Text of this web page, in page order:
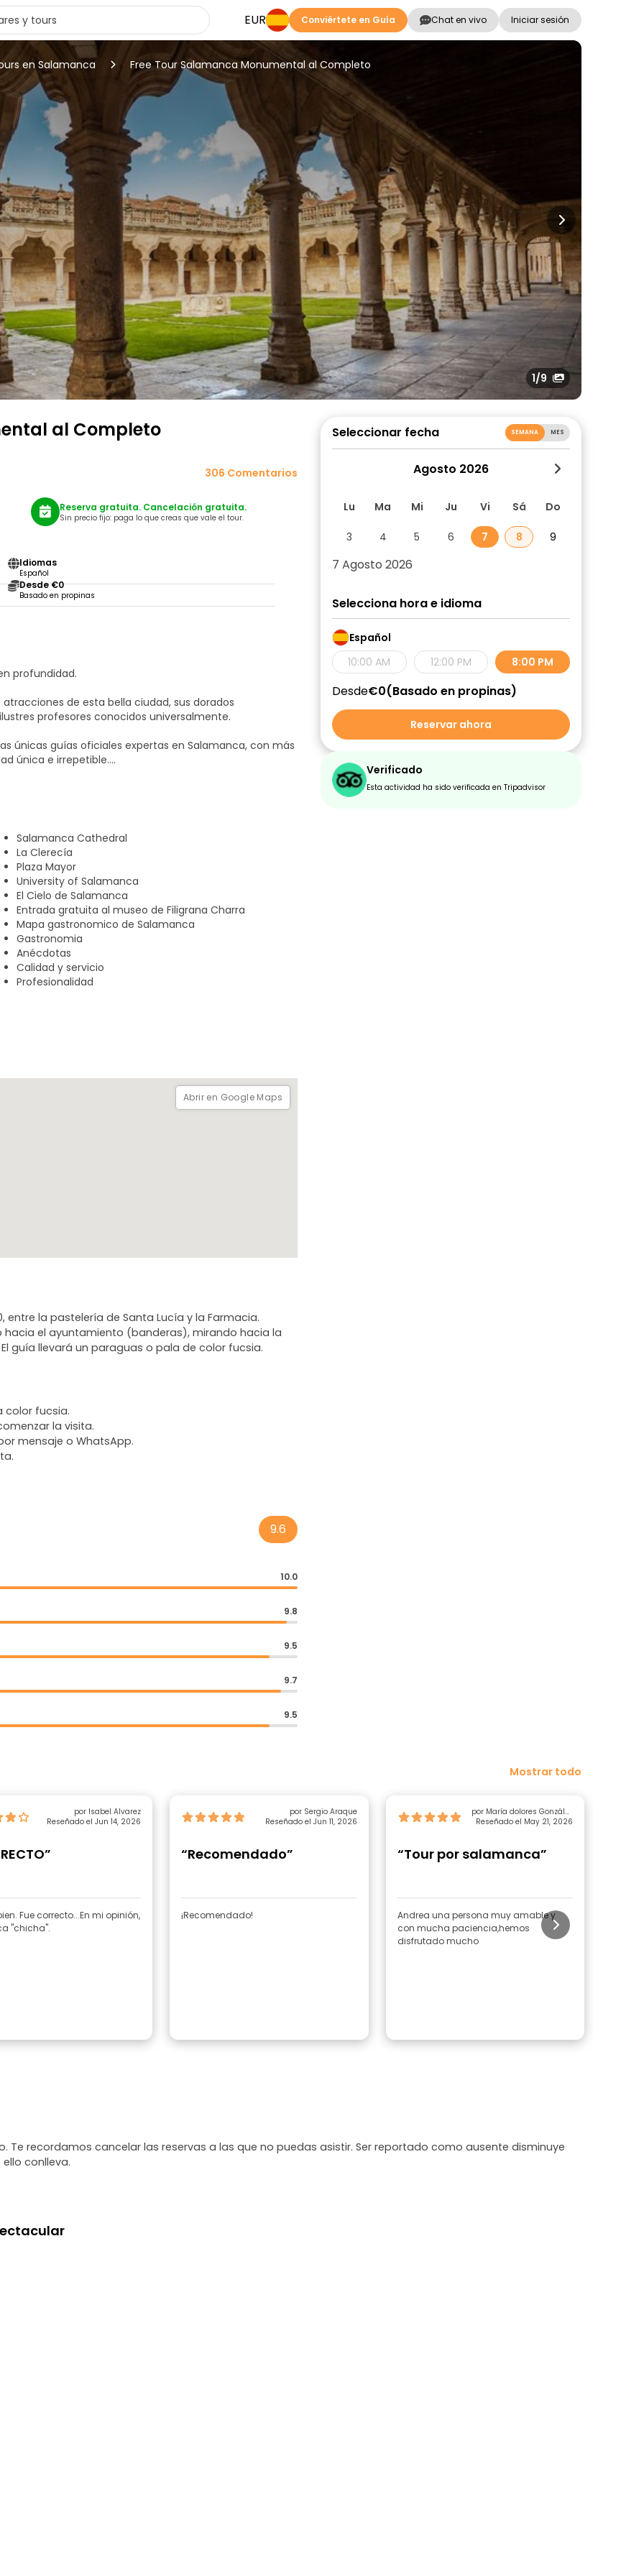
EUR Conviértete en Guía Chat en vivo Iniciar sesión
en Salamanca Free Tour Salamanca Monumental al Completo
1/9
al Completo
306 Comentarios
Idiomas
Español
Desde €0
Basado en propinas
Reserva gratuita. Cancelación gratuita.
Sin precio fijo: paga lo que creas que vale el tour.
profundidad.
de esta bella ciudad, sus dorados
profesores conocidos universalmente.
únicas guías oficiales expertas en Salamanca, con más
única e irrepetible.
Salamanca Cathedral
La Clerecía
Plaza Mayor
University of Salamanca
El Cielo de Salamanca
Entrada gratuita al museo de Filigrana Charra
Mapa gastronomico de Salamanca
Gastronomia
Anécdotas
Calidad y servicio
Profesionalidad
Abrir en Google Maps
entre la pastelería de Santa Lucía y la Farmacia.
hacia el ayuntamiento (banderas), mirando hacia la
guía llevará un paraguas o pala de color fucsia.
color fucsia.
la visita.
mensaje o WhatsApp.
9.6
10.0
9.8
9.5
9.7
9.5
Mostrar todo
por Isabel Alvarez
Reseñado el Jun 14, 2026
Fue correcto...En mi opinión,
"chicha".
por Sergio Araque
Reseñado el Jun 11, 2026
“Recomendado”
¡Recomendado!
por María dolores González
lasa
Reseñado el May 21, 2026
“Tour por salamanca”
Andrea una persona muy amable y
con mucha paciencia,hemos
disfrutado mucho
Te recordamos cancelar las reservas a las que no puedas asistir. Ser reportado como ausente disminuye
conlleva.
Seleccionar fecha SEMANA MES
Agosto 2026
Lu Ma Mi Ju Vi Sá Do
3 4 5 6 7 8 9
7 Agosto 2026
Selecciona hora e idioma
Español
10:00 AM
12:00 PM 8:00 PM
Desde€0 Basado en propinas
Reservar ahora
Verificado
Esta actividad ha sido verificada en Tripadvisor